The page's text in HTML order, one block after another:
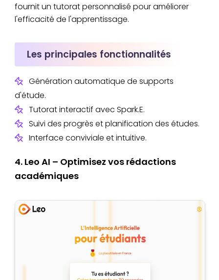
fournit un tutorat personnalisé pour améliorer
l'efficacité de l'apprentissage.
Les principales fonctionnalités
Génération automatique de supports
d'étude.
Tutorat interactif avec Spark.E.
Suivi des progrès et planification des études.
Interface conviviale et intuitive.
4. Leo AI – Optimisez vos rédactions
académiques